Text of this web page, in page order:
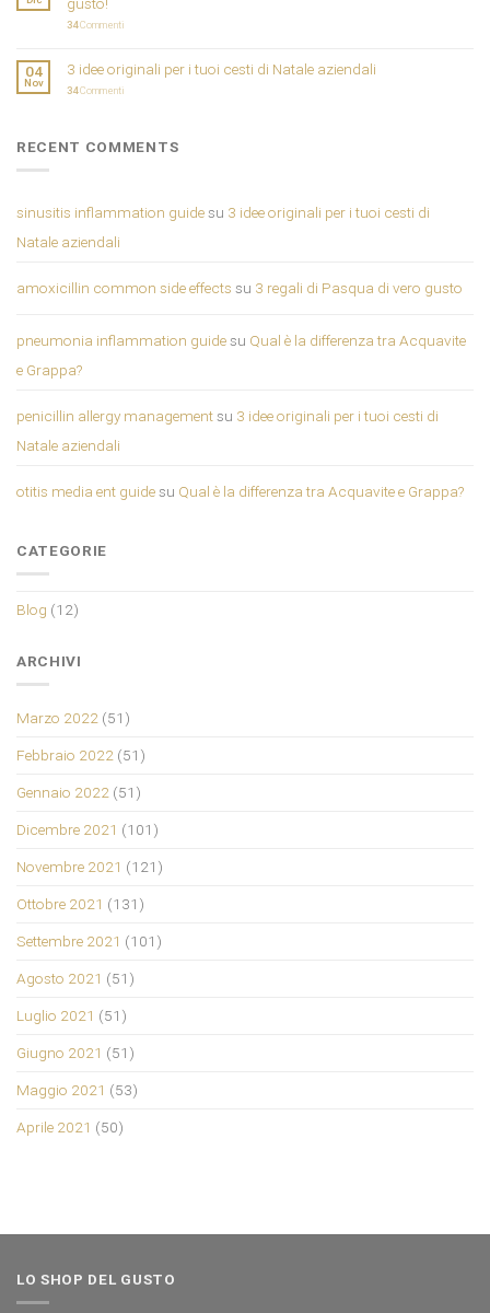
34Commenti
04
Nov
3 idee originali per i tuoi cesti di Natale aziendali
34Commenti
RECENT COMMENTS
sinusitis inflammation guidesu 3 idee originali per i tuoi cesti di
Natale aziendali
amoxicillin common side effects su 3 regali di Pasqua di vero gusto
pneumonia inflammation guidesu Qual è la differenza tra Acquavite
e Grappa?
penicillin allergy managementsu 3 idee originali per i tuoi cesti di
Natale aziendali
otitis media ent guidesu Qual è la differenza tra Acquavite e Grappa?
CATEGORIE
Blog (12)
ARCHIVI
Marzo 2022 (51)
Febbraio 2022 (51)
Gennaio 2022 (51)
Dicembre 2021 (101)
Novembre 2021 (121)
Ottobre 2021 (131)
Settembre 2021 (101)
Agosto 2021 (51)
Luglio 2021 (51)
Giugno 2021 (51)
Maggio 2021 (53)
Aprile 2021 (50)
LO SHOP DEL GUSTO